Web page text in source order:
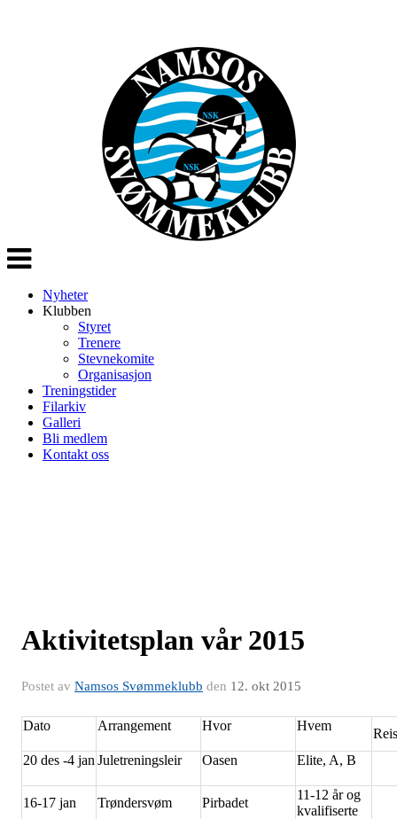
Veksle
navigasjon
Nyheter
Klubben
Styret
Trenere
Stevnekomite
Organisasjon
Treningstider
Filarkiv
Galleri
Bli medlem
Kontakt oss
Aktivitetsplan vår 2015
Postet av Namsos Svømmeklubb den 12. okt 2015
Dato Arrangement Hvor Hvem
20 des -4 jan Juletreningsleir Oasen Elite, A, B
16-17 jan Trøndersvøm Pirbadet
11-12 år og
kvalifiserte